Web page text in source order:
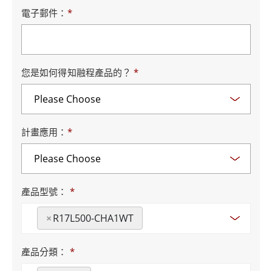
電子郵件： *
您是如何得知融程產品的？*
計畫應用： *
產品型號： *
×R17L500-CHA1WT
產品分類： *